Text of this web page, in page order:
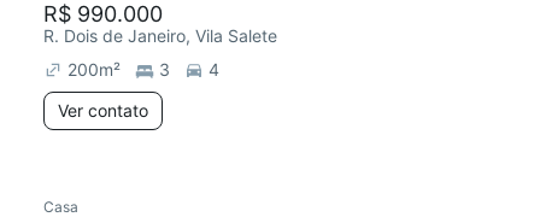
R$ 990.000
R. Dois de Janeiro, Vila Salete
200m² 3
4
Ver contato
Casa